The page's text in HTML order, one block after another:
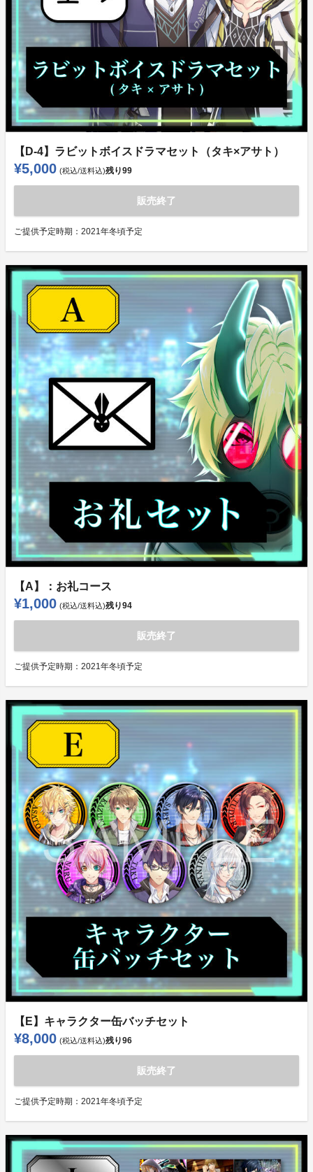
【D-4】ラビットボイスドラマセット（タキ×アサト）
¥5,000 (税込/送料込)残り99
販売終了
ご提供予定時期： 2021年冬頃予定
【A】：お礼コース
¥1,000 (税込/送料込)残り94
販売終了
ご提供予定時期： 2021年冬頃予定
【E】キャラクター缶バッチセット
¥8,000 (税込/送料込)残り96
販売終了
ご提供予定時期： 2021年冬頃予定